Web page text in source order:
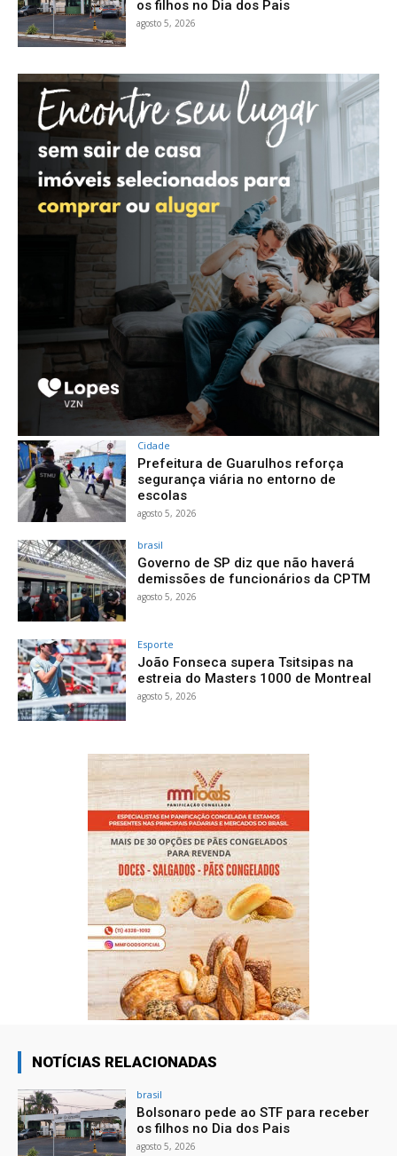
os filhos no Dia dos Pais
agosto 5, 2026
Cidade
Prefeitura de Guarulhos reforça
segurança viária no entorno de
escolas
agosto 5, 2026
brasil
Governo de SP diz que não haverá
demissões de funcionários da CPTM
agosto 5, 2026
Esporte
João Fonseca supera Tsitsipas na
estreia do Masters 1000 de Montreal
agosto 5, 2026
NOTÍCIAS RELACIONADAS
brasil
Bolsonaro pede ao STF para receber
os filhos no Dia dos Pais
agosto 5, 2026